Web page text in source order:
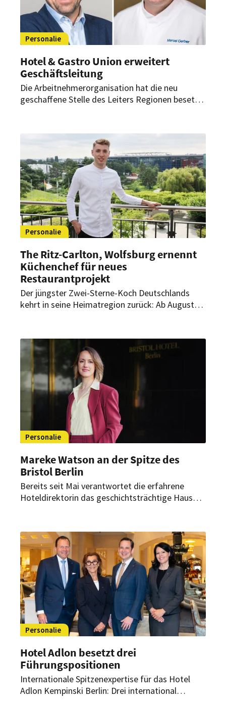
Personalie
Hotel & Gastro Union erweitert
Geschäftsleitung
Die Arbeitnehmerorganisation hat die neu
geschaffene Stelle des Leiters Regionen besetzt.
Personalie
The Ritz-Carlton, Wolfsburg ernennt
Küchenchef für neues
Restaurantprojekt
Der jüngster Zwei-Sterne-Koch Deutschlands
kehrt in seine Heimatregion zurück: Ab August
Restaurantprojekts im The Ritz-Carlton,
Wolfsburg.
Personalie
Mareke Watson an der Spitze des
Bristol Berlin
Bereits seit Mai verantwortet die erfahrene
Hoteldirektorin das geschichtsträchtige Haus
Collection.
Personalie
Hotel Adlon besetzt drei
Führungspositionen
Internationale Spitzenexpertise für das Hotel
Adlon Kempinski Berlin: Drei international